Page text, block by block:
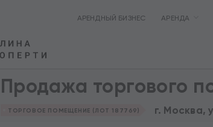
АРЕНДНЫЙ БИЗНЕС АРЕНДА
Продажа торгового
ТОРГОВОЕ ПОМЕЩЕНИЕ (ЛОТ 187769) г. Москва,